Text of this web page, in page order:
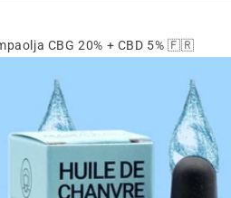
CBG 20% + CBD 5% 🇫🇷